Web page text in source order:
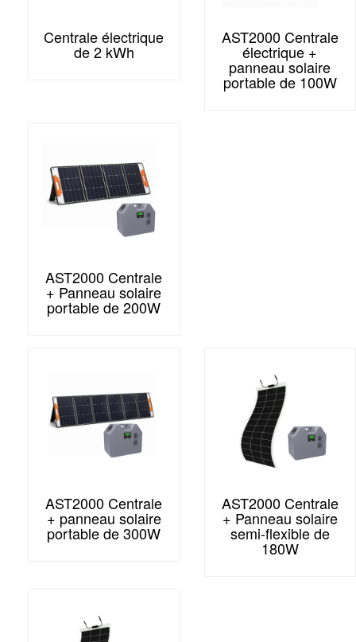
Centrale électrique
de 2 kWh
AST2000 Centrale
électrique +
panneau solaire
portable de 100W
AST2000 Centrale
+ Panneau solaire
portable de 200W
AST2000 Centrale
+ panneau solaire
portable de 300W
AST2000 Centrale
+ Panneau solaire
semi-flexible de
180W